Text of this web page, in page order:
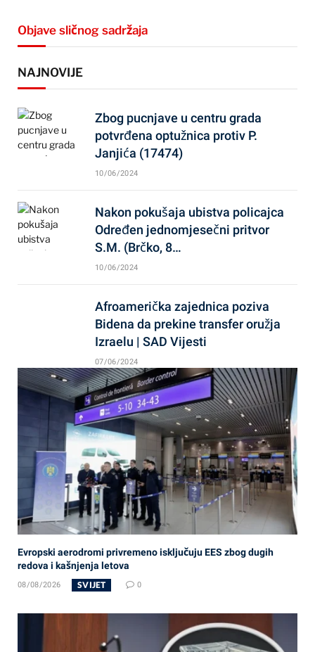
Objave sličnog sadržaja
NAJNOVIJE
Zbog pucnjave u centru grada
potvrđena optužnica protiv P.
Janjića (17474)
10/06/2024
Nakon pokušaja ubistva policajca
Određen jednomjesečni pritvor
S.M. (Brčko, 8…
10/06/2024
Afroamerička zajednica poziva
Bidena da prekine transfer oružja
Izraelu | SAD Vijesti
07/06/2024
Evropski aerodromi privremeno isključuju EES zbog dugih
redova i kašnjenja letova
08/08/2026 SVIJET 0